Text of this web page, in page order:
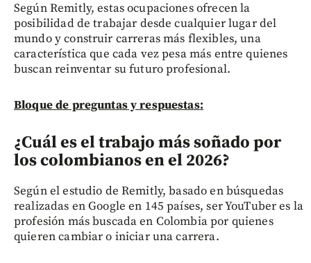
Según Remitly, estas ocupaciones ofrecen la
posibilidad de trabajar desde cualquier lugar del
mundo y construir carreras más flexibles, una
característica que cada vez pesa más entre quienes
buscan reinventar su futuro profesional.
Bloque de preguntas y respuestas:
¿Cuál es el trabajo más soñado por
los colombianos en el 2026?
Según el estudio de Remitly, basado en búsquedas
realizadas en Google en 145 países, ser YouTuber es la
profesión más buscada en Colombia por quienes
quieren cambiar o iniciar una carrera.